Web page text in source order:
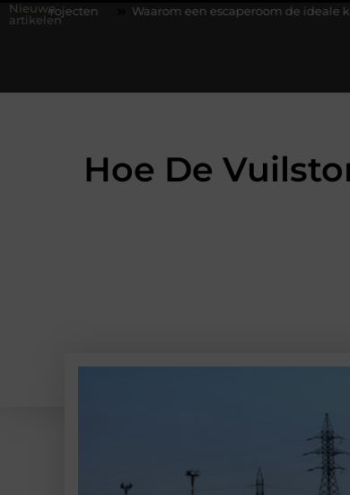
Nieuwe
artikelen
Waarom een escaperoom de ideale keuze is voor
Hoe De